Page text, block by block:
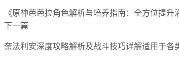
《原神芭芭拉角色解析与培养指南：全方位提升
下一篇
奈法利安深度攻略解析及战斗技巧详解适用于各